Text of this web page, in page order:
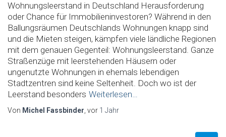
Wohnungsleerstand in Deutschland Herausforderung
oder Chance für Immobilieninvestoren? Während in den
Ballungsräumen Deutschlands Wohnungen knapp sind
und die Mieten steigen, kämpfen viele ländliche Regionen
mit dem genauen Gegenteil: Wohnungsleerstand. Ganze
Straßenzüge mit leerstehenden Häusern oder
ungenutzte Wohnungen in ehemals lebendigen
Stadtzentren sind keine Seltenheit. Doch wo ist der
Leerstand besonders Weiterlesen…
Von Michel Fassbinder , vor 1 Jahr